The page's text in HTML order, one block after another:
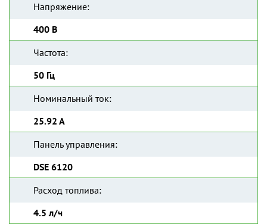
Напряжение:
400 В
Частота:
50 Гц
Номинальный ток:
25.92 А
Панель управления:
DSE 6120
Расход топлива:
4.5 л/ч